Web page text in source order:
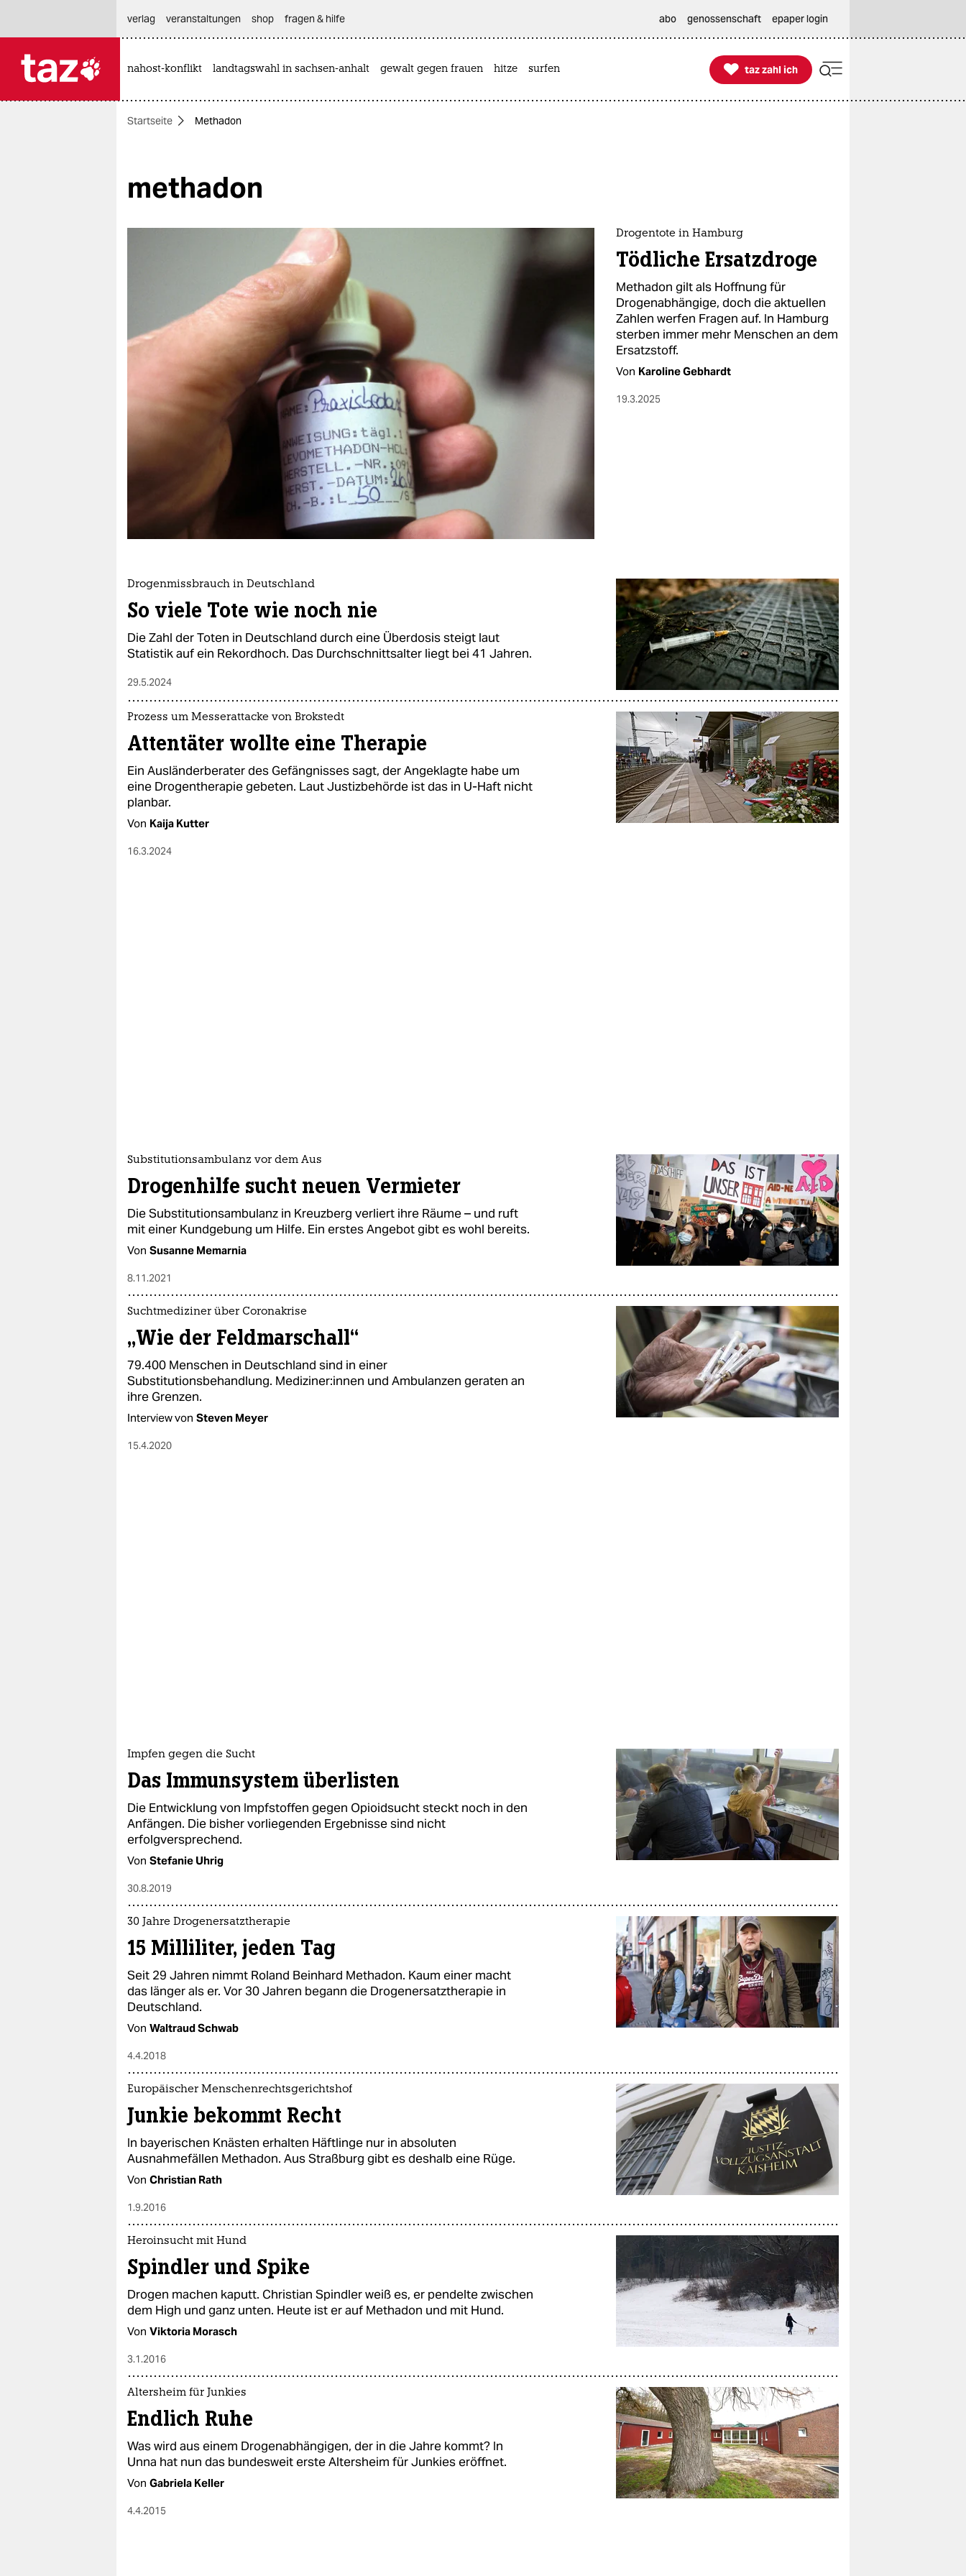
themen
öko
gesellschaft
berlin
wahrheit
verlag
verlag
veranstaltungen
fragen & hilfe
abo
genossenschaft
epaper login
verlag
veranstaltungen shop fragen & hilfe abo genossenschaft epaper login
nahost-konflikt landtagswahl in sachsen-anhalt gewalt gegen frauen hitze surfen 
taz zahl ich
taz zahl ich
Startseite Methadon
methadon
Drogentote in Hamburg
Tödliche Ersatzdroge
Methadon gilt als Hoffnung für
Drogenabhängige, doch die aktuellen
Zahlen werfen Fragen auf. In Hamburg
sterben immer mehr Menschen an dem
Ersatzstoff.
Von Karoline Gebhardt
19.3.2025
Drogenmissbrauch in Deutschland
So viele Tote wie noch nie
Die Zahl der Toten in Deutschland durch eine Überdosis steigt laut
Statistik auf ein Rekordhoch. Das Durchschnittsalter liegt bei 41 Jahren.
29.5.2024
Prozess um Messerattacke von Brokstedt
Attentäter wollte eine Therapie
Ein Ausländerberater des Gefängnisses sagt, der Angeklagte habe um
eine Drogentherapie gebeten. Laut Justizbehörde ist das in U-Haft nicht
planbar.
Von Kaija Kutter
16.3.2024
Substitutionsambulanz vor dem Aus
Drogenhilfe sucht neuen Vermieter
Die Substitutionsambulanz in Kreuzberg verliert ihre Räume – und ruft
mit einer Kundgebung um Hilfe. Ein erstes Angebot gibt es wohl bereits.
Von Susanne Memarnia
8.11.2021
Suchtmediziner über Coronakrise
„Wie der Feldmarschall“
79.400 Menschen in Deutschland sind in einer
Substitutionsbehandlung. Mediziner:innen und Ambulanzen geraten an
ihre Grenzen.
Interview von Steven Meyer
15.4.2020
Impfen gegen die Sucht
Das Immunsystem überlisten
Die Entwicklung von Impfstoffen gegen Opioidsucht steckt noch in den
Anfängen. Die bisher vorliegenden Ergebnisse sind nicht
erfolgversprechend.
Von Stefanie Uhrig
30.8.2019
30 Jahre Drogenersatztherapie
15 Milliliter, jeden Tag
Seit 29 Jahren nimmt Roland Beinhard Methadon. Kaum einer macht
das länger als er. Vor 30 Jahren begann die Drogenersatztherapie in
Deutschland.
Von Waltraud Schwab
4.4.2018
Europäischer Menschenrechtsgerichtshof
Junkie bekommt Recht
In bayerischen Knästen erhalten Häftlinge nur in absoluten
Ausnahmefällen Methadon. Aus Straßburg gibt es deshalb eine Rüge.
Von Christian Rath
1.9.2016
Heroinsucht mit Hund
Spindler und Spike
Drogen machen kaputt. Christian Spindler weiß es, er pendelte zwischen
dem High und ganz unten. Heute ist er auf Methadon und mit Hund.
Von Viktoria Morasch
3.1.2016
Altersheim für Junkies
Endlich Ruhe
Was wird aus einem Drogenabhängigen, der in die Jahre kommt? In
Unna hat nun das bundesweit erste Altersheim für Junkies eröffnet.
Von Gabriela Keller
4.4.2015